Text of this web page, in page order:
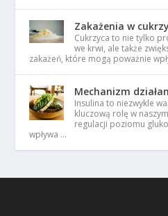
Zakażenia w
Cukrzyca to nie tylko
we krwi, ale także
zakażeń, które mogą poważnie
Mechanizm
Insulina to niezwykle
kluczową rolę w
regulacji poziomu
wpływa …